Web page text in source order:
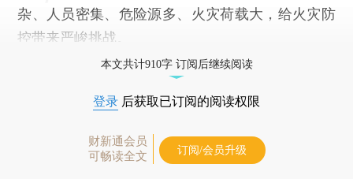
杂、人员密集、危险源多、火灾荷载大，给火灾防
控带来严峻挑战。
本文共计910字 订阅后继续阅读
登录 后获取已订阅的阅读权限
财新通会员
可畅读全文
订阅/会员升级